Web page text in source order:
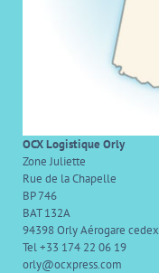
OCX Logistique Orly
Zone Juliette
Rue de la Chapelle
BP 746
BAT 132A
94398 Orly Aérogare cedex
Tel +33 174 22 06 19
orly@ocxpress.com